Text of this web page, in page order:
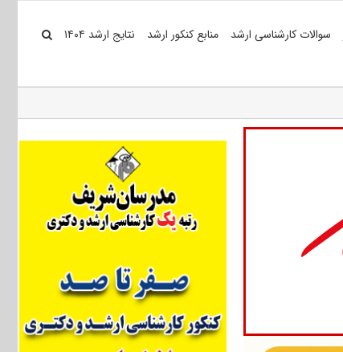
سوالات کارشناسی ارشد منابع کنکور ارشد نتایج ارشد ۱۴۰۴